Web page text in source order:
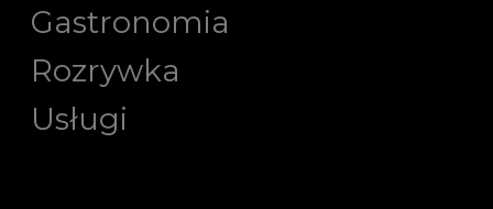
Gastronomia
Rozrywka
Usługi